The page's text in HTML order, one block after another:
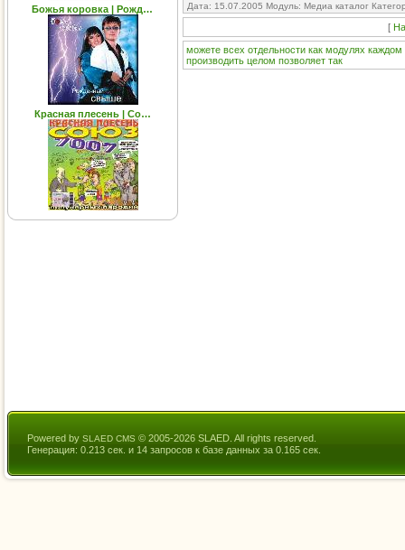
Божья коровка | Рожд…
Красная плесень | Со…
Дата: 15.07.2005 Модуль: Медиа каталог
[
можете всех отдельности как модулях каждом
производить целом позволяет так
Powered by SLAED CMS © 2005-2026 SLAED. All rights reserved.
Генерация: 0.213 сек. и 14 запросов к базе данных за 0.165 сек.